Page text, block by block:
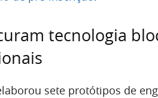
tecnologia
sete protótipos de